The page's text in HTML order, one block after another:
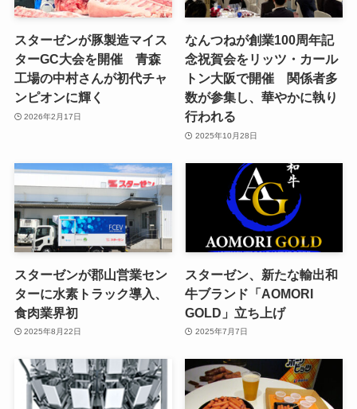
スターゼンが豚製造マイス
ターGC大会を開催 青森
工場の中村さんが初代チャ
ンピオンに輝く
2026年2月17日
なんつねが創業100周年記
念祝賀会をリッツ・カール
トン大阪で開催 関係者多
数が参集し、華やかに執り
行われる
2025年10月28日
スターゼンが郡山営業セン
ターに水素トラック導入、
食肉業界初
2025年8月22日
スターゼン、新たな輸出和
牛ブランド「AOMORI
GOLD」立ち上げ
2025年7月7日